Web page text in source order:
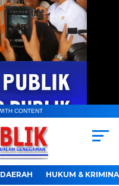
CONTENT
DAERAH HUKUM &